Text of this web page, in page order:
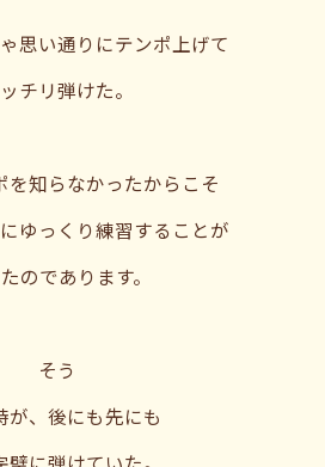
思い通りにテンポ上げて
チリ弾けた。
を知らなかったからこそ
ゆっくり練習することが
のであります。
そう
が、後にも先にも